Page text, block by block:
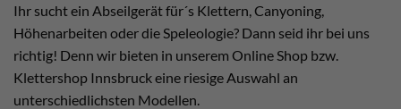
Ihr sucht ein Abseilgerät für´s Klettern, Canyoning,
Höhenarbeiten oder die Speleologie? Dann seid ihr bei uns
richtig! Denn wir bieten in unserem Online Shop bzw.
Klettershop Innsbruck eine riesige Auswahl an
unterschiedlichsten Modellen.